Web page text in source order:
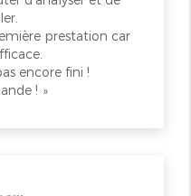
prestation car
encore fini !
!